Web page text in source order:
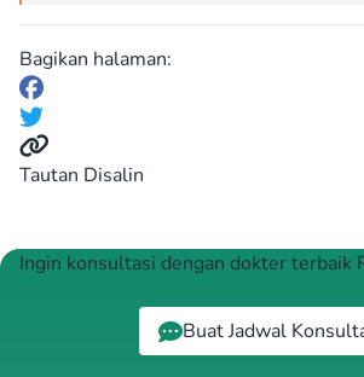
Bagikan halaman:
Tautan Disalin
Ingin konsultasi dengan dokter terbaik
Buat Jadwal